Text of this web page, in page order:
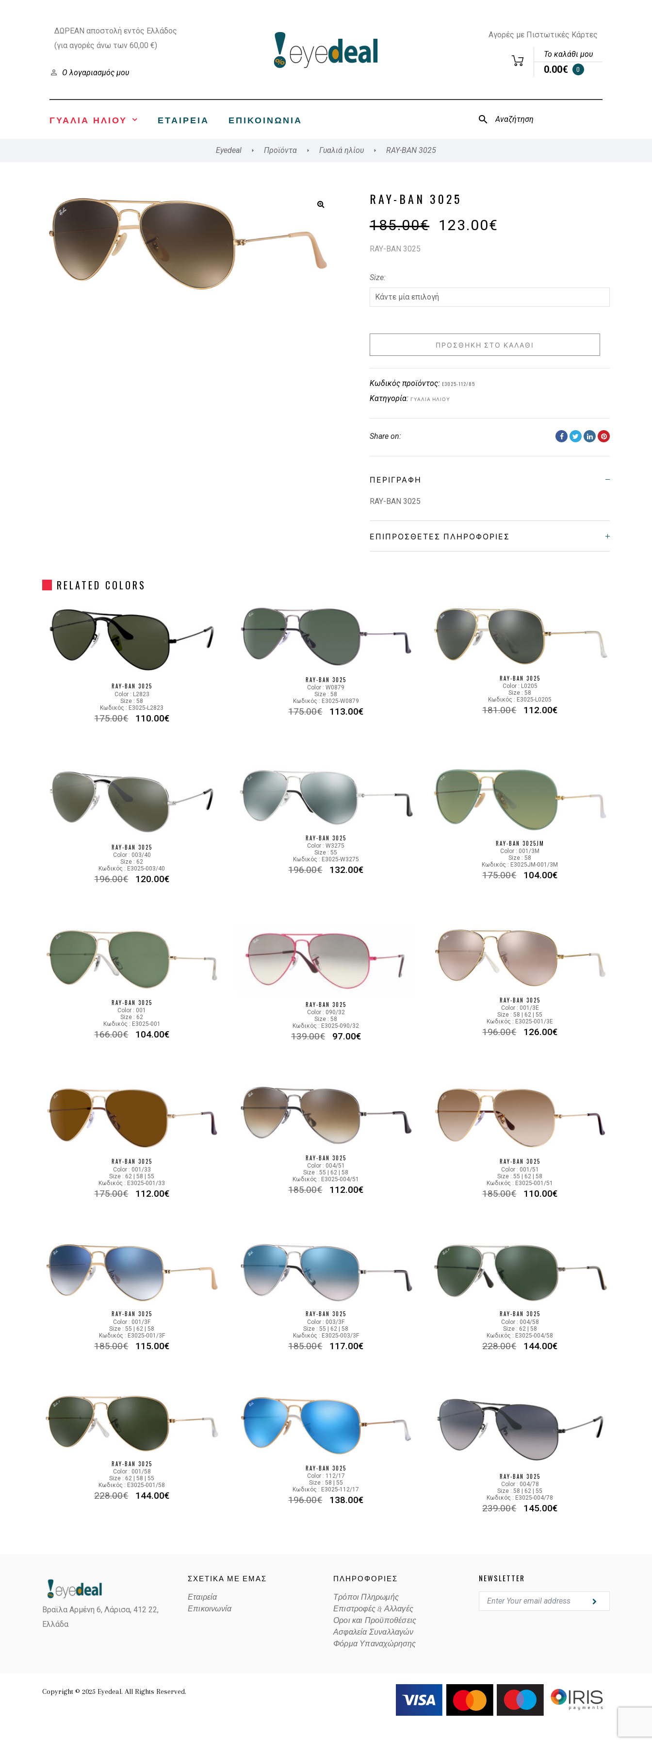
ΔΩΡΕΑΝ αποστολή εντός Ελλάδος
(για αγορές άνω των 60,00 €)
Ο λογαριασμός μου
Αγορές με Πιστωτικές Κάρτες
Το καλάθι μου
0.00€ 0
ΓΥΑΛΙΑ ΗΛΙΟΥ ΕΤΑΙΡΕΊΑ ΕΠΙΚΟΙΝΩΝΊΑ
Eyedeal Προϊόντα Γυαλιά ηλίου RAY-BAN 3025
RAY-BAN 3025
185.00€ 123.00€
RAY-BAN 3025
Size
ΠΡΟΣΘΉΚΗ ΣΤΟ ΚΑΛΆΘΙ
Κωδικός προϊόντος: E3025-112/85
Κατηγορία: ΓΥΑΛΙΆ ΗΛΊΟΥ
Share on:
ΠΕΡΙΓΡΑΦΉ
RAY-BAN 3025
ΕΠΙΠΡΌΣΘΕΤΕΣ ΠΛΗΡΟΦΟΡΊΕΣ
Μεταλλικό
Color MATTE GOLD
GRADIENT BROWN
RELATED COLORS
RAY-BAN 3025
Color : L2823
Size : 58
Κωδικός : E3025-L2823
175.00€ 110.00€
RAY-BAN 3025
Color : W0879
Size : 58
Κωδικός : E3025-W0879
175.00€ 113.00€
RAY-BAN 3025
Color : L0205
Size : 58
Κωδικός : E3025-L0205
181.00€ 112.00€
RAY-BAN 3025
Color : 003/40
Size : 62
Κωδικός : E3025-003/40
196.00€ 120.00€
RAY-BAN 3025
Color : W3275
Size : 55
Κωδικός : E3025-W3275
196.00€ 132.00€
RAY-BAN 3025JM
Color : 001/3M
Size : 58
Κωδικός : E3025JM-001/3M
175.00€ 104.00€
RAY-BAN 3025
Color : 001
Size : 62
Κωδικός : E3025-001
166.00€ 104.00€
RAY-BAN 3025
Color : 090/32
Size : 58
Κωδικός : E3025-090/32
139.00€ 97.00€
RAY-BAN 3025
Color : 001/3E
Size : 58 | 62 | 55
Κωδικός : E3025-001/3E
196.00€ 126.00€
RAY-BAN 3025
Color : 001/33
Size : 62 | 58 | 55
Κωδικός : E3025-001/33
175.00€ 112.00€
RAY-BAN 3025
Color : 004/51
Size : 55 | 62 | 58
Κωδικός : E3025-004/51
185.00€ 112.00€
RAY-BAN 3025
Color : 001/51
Size : 55 | 62 | 58
Κωδικός : E3025-001/51
185.00€ 110.00€
RAY-BAN 3025
Color : 001/3F
Size : 55 | 62 | 58
Κωδικός : E3025-001/3F
185.00€ 115.00€
RAY-BAN 3025
Color : 003/3F
Size : 55 | 62 | 58
Κωδικός : E3025-003/3F
185.00€ 117.00€
RAY-BAN 3025
Color : 004/58
Size : 62 | 58
Κωδικός : E3025-004/58
228.00€ 144.00€
RAY-BAN 3025
Color : 001/58
Size : 62 | 58 | 55
Κωδικός : E3025-001/58
228.00€ 144.00€
RAY-BAN 3025
Color : 112/17
Size : 58 | 55
Κωδικός : E3025-112/17
196.00€ 138.00€
RAY-BAN 3025
Color : 004/78
Size : 58 | 62 | 55
Κωδικός : E3025-004/78
239.00€ 145.00€
Βραϊλα Αρμένη 6, Λάρισα, 412 22,
Ελλάδα
ΣΧΕΤΙΚΑ ΜΕ ΕΜΑΣ
Εταιρεία
Επικοινωνία
ΠΛΗΡΟΦΟΡΙΕΣ
Τρόποι Πληρωμής
Επιστροφές & Αλλαγές
Οροι και Προϋποθέσεις
Ασφαλεία Συναλλαγών
Φόρμα Υπαναχώρησης
NEWSLETTER
Copyright © 2025 Eyedeal. All Rights Reserved.